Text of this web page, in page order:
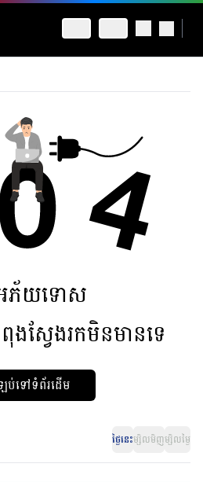
ភ័យទោស
ងស្វែងរកមិនមានទេ
ប់ទៅទំព័រដើម
ថ្ងៃនេះម្សិលមិញម្សិលម្ងៃ